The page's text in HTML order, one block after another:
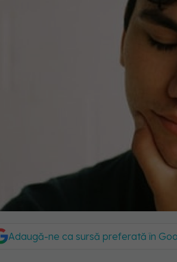
Adaugă-ne ca sursă preferată în